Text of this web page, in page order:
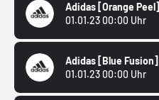
Adidas [Orange Peel]
01.01.23 00:00 Uhr
Adidas [Blue Fusion]
01.01.23 00:00 Uhr